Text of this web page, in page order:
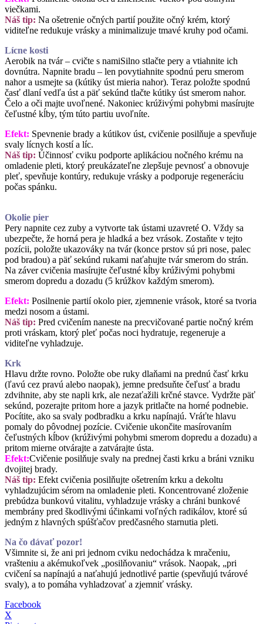
viečkami.
Náš tip: Na ošetrenie očných partií použite očný krém, ktorý
viditeľne redukuje vrásky a minimalizuje tmavé kruhy pod očami.
Lícne kosti
Aerobik na tvár – cvičte s namiSilno stlačte pery a vtiahnite ich
dovnútra. Napnite bradu – len povytiahnite spodnú peru smerom
nahor a usmejte sa (kútiky úst mieria nahor). Teraz položte spodnú
časť dlaní vedľa úst a päť sekúnd tlačte kútiky úst smerom nahor.
Čelo a oči majte uvoľnené. Nakoniec krúživými pohybmi masírujte
čeľustné kĺby, tým túto partiu uvoľníte.
Efekt: Spevnenie brady a kútikov úst, cvičenie posilňuje a spevňuje
svaly lícnych kostí a líc.
Náš tip: Účinnosť cviku podporte aplikáciou nočného krému na
omladenie pleti, ktorý preukázateľne zlepšuje pevnosť a obnovuje
pleť, spevňuje kontúry, redukuje vrásky a podporuje regeneráciu
počas spánku.
Okolie pier
Pery napnite cez zuby a vytvorte tak ústami uzavreté O. Vždy sa
ubezpečte, že horná pera je hladká a bez vrások. Zostaňte v tejto
pozícii, položte ukazováky na tvár (konce prstov sú pri nose, palec
pod bradou) a päť sekúnd rukami naťahujte tvár smerom do strán.
Na záver cvičenia masírujte čeľustné kĺby krúživými pohybmi
smerom dopredu a dozadu (5 krúžkov každým smerom).
Efekt: Posilnenie partií okolo pier, zjemnenie vrások, ktoré sa tvoria
medzi nosom a ústami.
Náš tip: Pred cvičením naneste na precvičované partie nočný krém
proti vráskam, ktorý pleť počas noci hydratuje, regeneruje a
viditeľne vyhladzuje.
Krk
Hlavu držte rovno. Položte obe ruky dlaňami na prednú časť krku
(ľavú cez pravú alebo naopak), jemne predsuňte čeľusť a bradu
zdvihnite, aby ste napli krk, ale nezaťažili krčné stavce. Vydržte päť
sekúnd, pozerajte pritom hore a jazyk pritlačte na horné podnebie.
Pocítite, ako sa svaly podbradku a krku napínajú. Vráťte hlavu
pomaly do pôvodnej pozície. Cvičenie ukončite masírovaním
čeľustných kĺbov (krúživými pohybmi smerom dopredu a dozadu) a
pritom mierne otvárajte a zatvárajte ústa.
Efekt:Cvičenie posilňuje svaly na prednej časti krku a bráni vzniku
dvojitej brady.
Náš tip: Efekt cvičenia posilňujte ošetrením krku a dekoltu
vyhladzujúcim sérom na omladenie pleti. Koncentrované zloženie
prebúdza bunkovú vitalitu, vyhladzuje vrásky a chráni bunkové
membrány pred škodlivými účinkami voľných radikálov, ktoré sú
jedným z hlavných spúšťačov predčasného starnutia pleti.
Na čo dávať pozor!
Všimnite si, že ani pri jednom cviku nedochádza k mračeniu,
vrašteniu a akémukoľvek „posilňovaniu“ vrások. Naopak, „pri
cvičení sa napínajú a naťahujú jednotlivé partie (spevňujú tvárové
svaly), a to pomáha vyhladzovať a zjemniť vrásky.
Facebook
X